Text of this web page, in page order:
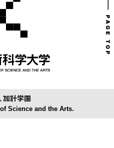
加計学園
Science and the Arts.